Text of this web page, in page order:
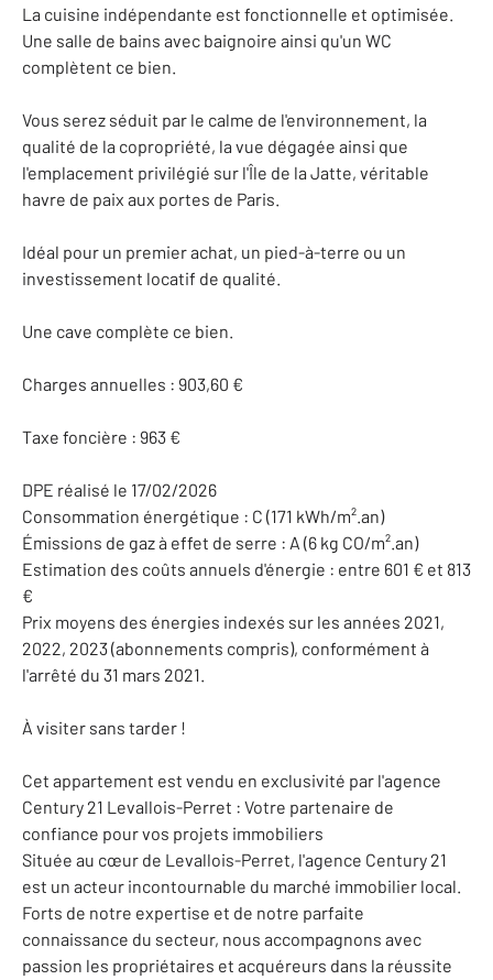
La cuisine indépendante est fonctionnelle et optimisée.
Une salle de bains avec baignoire ainsi qu'un WC
complètent ce bien.
Vous serez séduit par le calme de l'environnement, la
qualité de la copropriété, la vue dégagée ainsi que
l'emplacement privilégié sur l'Île de la Jatte, véritable
havre de paix aux portes de Paris.
Idéal pour un premier achat, un pied-à-terre ou un
investissement locatif de qualité.
Une cave complète ce bien.
Charges annuelles : 903,60 €
Taxe foncière : 963 €
DPE réalisé le 17/02/2026
Consommation énergétique : C (171 kWh/m².an)
Émissions de gaz à effet de serre : A (6 kg CO/m².an)
Estimation des coûts annuels d'énergie : entre 601 € et 813
€
Prix moyens des énergies indexés sur les années 2021,
2022, 2023 (abonnements compris), conformément à
l'arrêté du 31 mars 2021.
À visiter sans tarder !
Cet appartement est vendu en exclusivité par l'agence
Century 21 Levallois-Perret : Votre partenaire de
confiance pour vos projets immobiliers
Située au cœur de Levallois-Perret, l'agence Century 21
est un acteur incontournable du marché immobilier local.
Forts de notre expertise et de notre parfaite
connaissance du secteur, nous accompagnons avec
passion les propriétaires et acquéreurs dans la réussite